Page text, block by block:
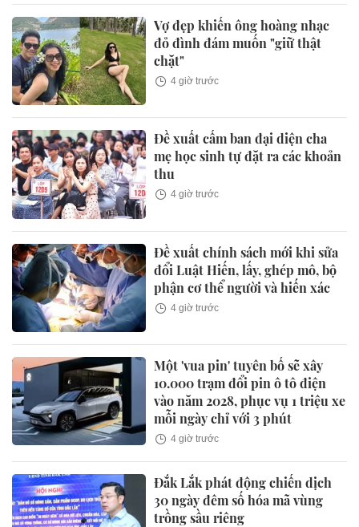
Vợ đẹp khiến ông hoàng nhạc
đỏ đình đám muốn "giữ thật
chặt"
4 giờ trước
Đề xuất cấm ban đại diện cha
mẹ học sinh tự đặt ra các khoản
thu
4 giờ trước
Đề xuất chính sách mới khi sửa
đổi Luật Hiến, lấy, ghép mô, bộ
phận cơ thể người và hiến xác
4 giờ trước
Một 'vua pin' tuyên bố sẽ xây
10.000 trạm đổi pin ô tô điện
vào năm 2028, phục vụ 1 triệu xe
mỗi ngày chỉ với 3 phút
4 giờ trước
Đắk Lắk phát động chiến dịch
30 ngày đêm số hóa mã vùng
trồng sầu riêng